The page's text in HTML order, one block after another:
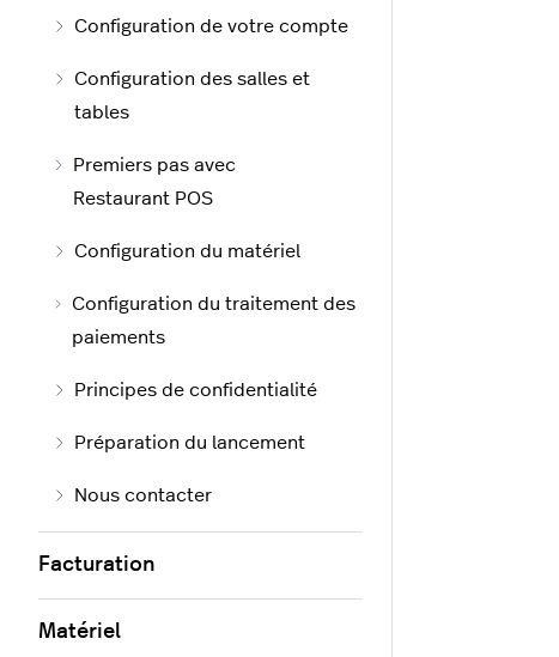
Configuration de votre compte
Configuration des salles et
tables
Premiers pas avec
Restaurant POS
Configuration du matériel
Configuration du traitement des
paiements
Principes de confidentialité
Préparation du lancement
Nous contacter
Facturation
Matériel